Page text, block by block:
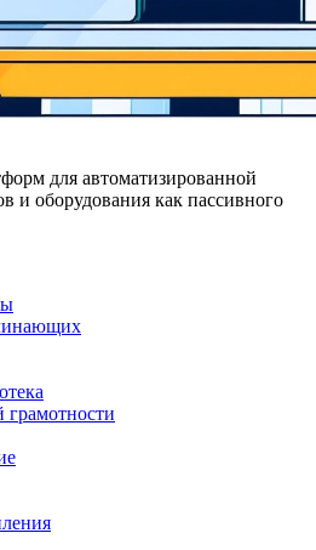
для автоматизированной
и оборудования как пассивного